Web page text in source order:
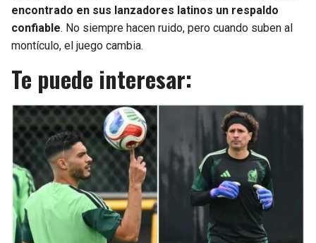
encontrado en sus lanzadores latinos un respaldo
confiable. No siempre hacen ruido, pero cuando suben al
montículo, el juego cambia.
Te puede interesar: